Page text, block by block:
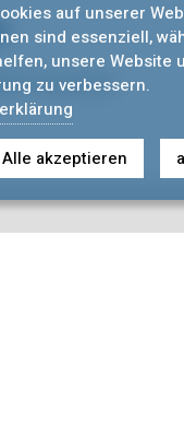
Fuhrmann
auf unserer
sind essenziell,
unsere Website
zu verbessern.
Alle akzeptieren